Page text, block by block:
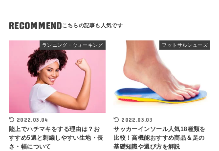
RECOMMEND
ランニング・ウォーキング
2022.03.04
陸上でハチマキをする理由は？お
すすめ5選と刺繍しやすい生地・長
さ・幅について
フットサルシューズ
2022.03.03
サッカーインソール人気18種類を
比較！高機能おすすめ商品＆足の
基礎知識や選び方を解説